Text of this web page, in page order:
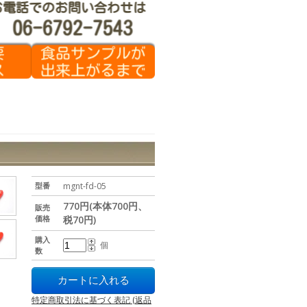
型番 mgnt-fd-05
販売
価格
770円(本体700円、
税70円)
購入
数
個
特定商取引法に基づく表記 (返品